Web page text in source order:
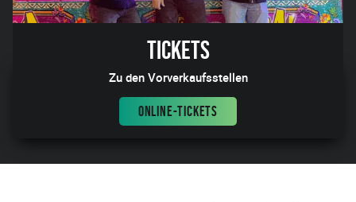
Tickets
Zu den Vorverkaufsstellen
ONLINE-TICKETS